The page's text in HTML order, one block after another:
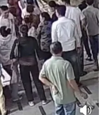
và miền Trung
rung lắc.